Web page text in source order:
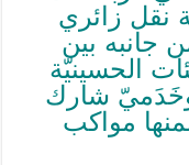
نقل زائري
جانبه بين
الحسينيّة
وخَدَميّ شارك
مواكب